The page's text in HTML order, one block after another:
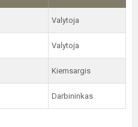
Valytoja
Valytoja
Kiemsargis
Darbininkas